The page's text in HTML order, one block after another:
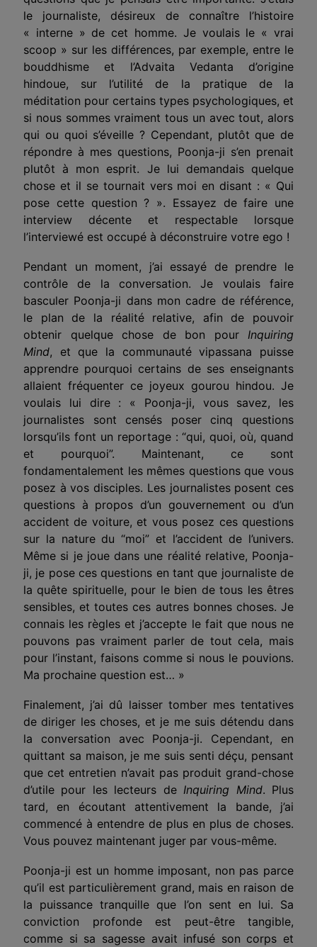
le journaliste, désireux de connaître l’histoire
« interne » de cet homme. Je voulais le « vrai
scoop » sur les différences, par exemple, entre le
bouddhisme et l’Advaita Vedanta d’origine
hindoue, sur l’utilité de la pratique de la
méditation pour certains types psychologiques, et
si nous sommes vraiment tous un avec tout, alors
qui ou quoi s’éveille ? Cependant, plutôt que de
répondre à mes questions, Poonja-ji s’en prenait
plutôt à mon esprit. Je lui demandais quelque
chose et il se tournait vers moi en disant : « Qui
pose cette question ? ». Essayez de faire une
interview décente et respectable lorsque
l’interviewé est occupé à déconstruire votre ego !
Pendant un moment, j’ai essayé de prendre le
contrôle de la conversation. Je voulais faire
basculer Poonja-ji dans mon cadre de référence,
le plan de la réalité relative, afin de pouvoir
obtenir quelque chose de bon pour Inquiring
Mind, et que la communauté vipassana puisse
apprendre pourquoi certains de ses enseignants
allaient fréquenter ce joyeux gourou hindou. Je
voulais lui dire : « Poonja-ji, vous savez, les
journalistes sont censés poser cinq questions
lorsqu’ils font un reportage : “qui, quoi, où, quand
et pourquoi”. Maintenant, ce sont
fondamentalement les mêmes questions que vous
posez à vos disciples. Les journalistes posent ces
questions à propos d’un gouvernement ou d’un
accident de voiture, et vous posez ces questions
sur la nature du “moi” et l’accident de l’univers.
Même si je joue dans une réalité relative, Poonja-
ji, je pose ces questions en tant que journaliste de
la quête spirituelle, pour le bien de tous les êtres
sensibles, et toutes ces autres bonnes choses. Je
connais les règles et j’accepte le fait que nous ne
pouvons pas vraiment parler de tout cela, mais
pour l’instant, faisons comme si nous le pouvions.
Ma prochaine question est… »
Finalement, j’ai dû laisser tomber mes tentatives
de diriger les choses, et je me suis détendu dans
la conversation avec Poonja-ji. Cependant, en
quittant sa maison, je me suis senti déçu, pensant
que cet entretien n’avait pas produit grand-chose
d’utile pour les lecteurs de Inquiring Mind. Plus
tard, en écoutant attentivement la bande, j’ai
commencé à entendre de plus en plus de choses.
Vous pouvez maintenant juger par vous-même.
Poonja-ji est un homme imposant, non pas parce
qu’il est particulièrement grand, mais en raison de
la puissance tranquille que l’on sent en lui. Sa
conviction profonde est peut-être tangible,
comme si sa sagesse avait infusé son corps et